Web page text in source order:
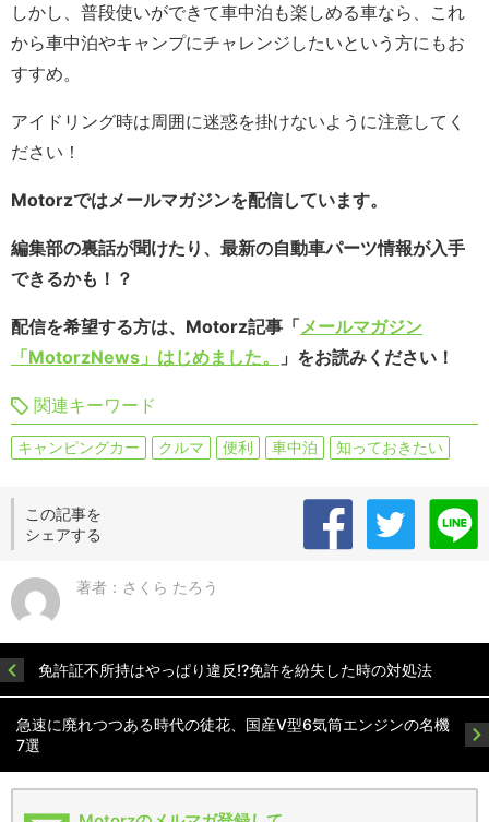
しかし、普段使いができて車中泊も楽しめる車なら、これ
から車中泊やキャンプにチャレンジしたいという方にもお
すすめ。
アイドリング時は周囲に迷惑を掛けないように注意してく
ださい！
Motorzではメールマガジンを配信しています。
編集部の裏話が聞けたり、最新の自動車パーツ情報が入手
できるかも！？
配信を希望する方は、Motorz記事「メールマガジン
「MotorzNews」はじめました。
」をお読みください！
関連キーワード
キャンピングカー クルマ 便利 車中泊 知っておきたい
この記事を
シェアする
著者：さくら たろう
免許証不所持はやっぱり違反!?免許を紛失した時の対処法
急速に廃れつつある時代の徒花、国産V型6気筒エンジンの名機
7選